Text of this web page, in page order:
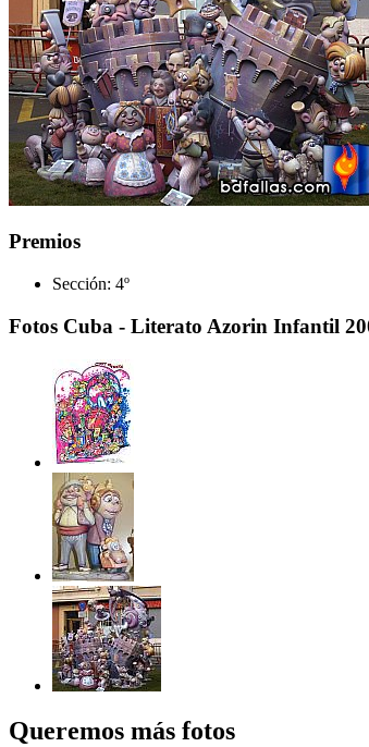
Premios
Sección: 4º
Fotos Cuba - Literato Azorin Infantil
Queremos más fotos